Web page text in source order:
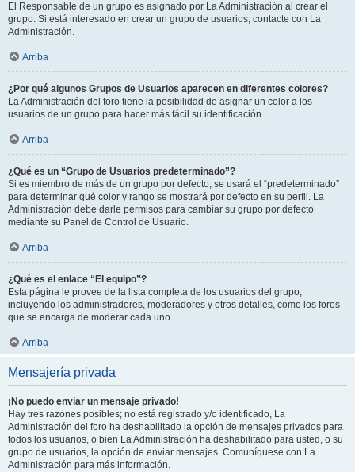
El Responsable de un grupo es asignado por La Administración al crear el
grupo. Si está interesado en crear un grupo de usuarios, contacte con La
Administración.
Arriba
¿Por qué algunos Grupos de Usuarios aparecen en diferentes colores?
La Administración del foro tiene la posibilidad de asignar un color a los
usuarios de un grupo para hacer más fácil su identificación.
Arriba
¿Qué es un “Grupo de Usuarios predeterminado”?
Si es miembro de más de un grupo por defecto, se usará el “predeterminado”
para determinar qué color y rango se mostrará por defecto en su perfil. La
Administración debe darle permisos para cambiar su grupo por defecto
mediante su Panel de Control de Usuario.
Arriba
¿Qué es el enlace “El equipo”?
Esta página le provee de la lista completa de los usuarios del grupo,
incluyendo los administradores, moderadores y otros detalles, como los foros
que se encarga de moderar cada uno.
Arriba
Mensajería privada
¡No puedo enviar un mensaje privado!
Hay tres razones posibles; no está registrado y/o identificado, La
Administración del foro ha deshabilitado la opción de mensajes privados para
todos los usuarios, o bien La Administración ha deshabilitado para usted, o su
grupo de usuarios, la opción de enviar mensajes. Comuníquese con La
Administración para más información.